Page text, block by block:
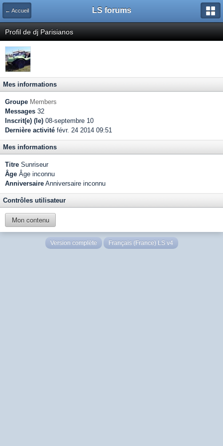
← Accueil LS forums
Profil de dj Parisianos
Mes informations
Groupe Members
Messages 32
Inscrit(e) (le) 08-septembre 10
Dernière activité févr. 24 2014 09:51
Mes informations
Titre Sunriseur
Âge Âge inconnu
Anniversaire Anniversaire inconnu
Contrôles utilisateur
Mon contenu
Version complète Français (France) LS v4